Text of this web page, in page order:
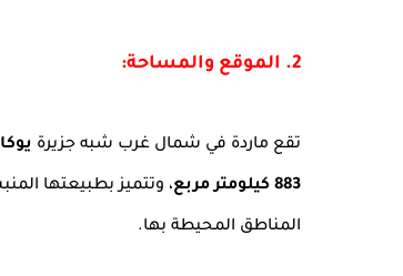
2. الموقع والمساحة:
تقع ماردة في شمال غرب شبه جزيرة
883 كيلومتر مربع ، وتتميز بطبيعتها
المناطق المحيطة بها.